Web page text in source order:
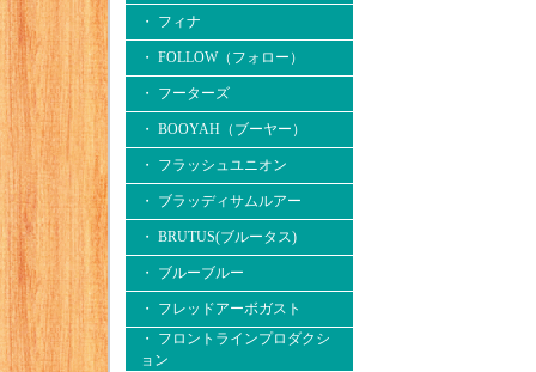
・ フィナ
・ FOLLOW（フォロー）
・ フーターズ
・ BOOYAH（ブーヤー）
・ フラッシュユニオン
・ ブラッディサムルアー
・ BRUTUS(ブルータス)
・ ブルーブルー
・ フレッドアーボガスト
・ フロントラインプロダクシ
ョン